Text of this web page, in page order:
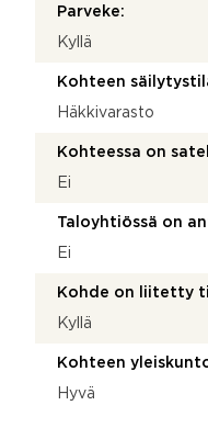
Parveke:
Kyllä
Kohteen
Häkkivarasto
Kohteessa on
Ei
Taloyhtiössä on
Ei
Kohde on liitetty
Kyllä
Kohteen
Hyvä